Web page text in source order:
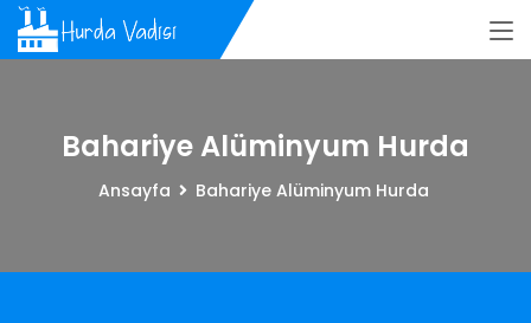
Bahariye Alüminyum Hurda
Ansayfa Bahariye Alüminyum Hurda